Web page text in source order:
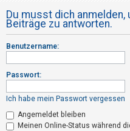
e
l
d
e
n
R
e
Du musst dich
Beiträge zu antworten.
Benutzername:
Passwort:
Ich habe mein Passwort vergessen
Angemeldet bleiben
Meinen Online-Status während